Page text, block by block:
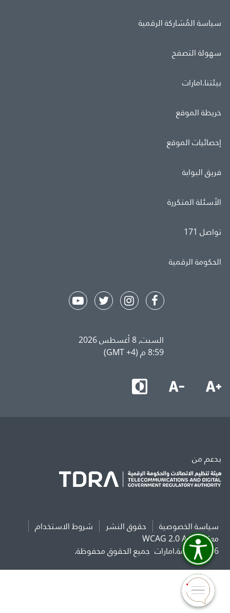
سياسة المُشاركة الرقمية
سهولة التصفح
بيئتنا.امارات
خريطة الموقع
إحصائيات الموقع
فريق البوابة
الأسئلة المتكررة
تواصل 171
الحكومة الرقمية
السبت, 8 أغسطس 2026
8:59 م (GMT +4)
بدعم من
سياسة الخصوصية حقوق النشر
شروط الاستخدام
معايير WCAG 2.0 AAA
2026 حكومة.امارات
جميع الحقوق محفوظة.